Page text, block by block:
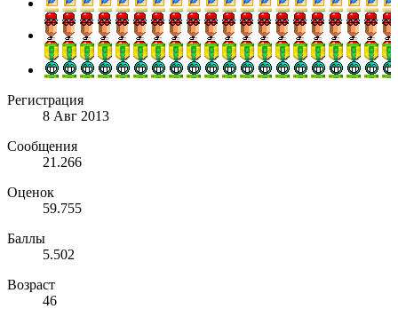
Регистрация
8 Авг 2013
Сообщения
21.266
Оценок
59.755
Баллы
5.502
Возраст
46